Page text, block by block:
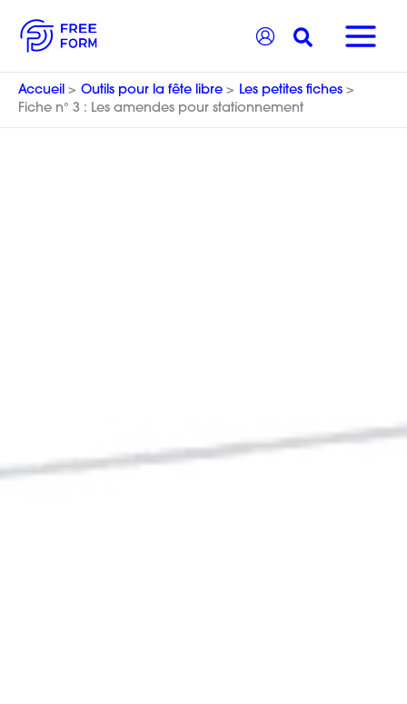
contenu
Accueil Outils pour la fête libre
Les petites fiches
Fiche n° 3 : Les amendes pour stationnement